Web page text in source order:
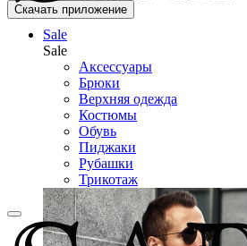
Скачать приложение
Sale
Sale
Аксессуары
Брюки
Верхняя одежда
Костюмы
Обувь
Пиджаки
Рубашки
Трикотаж